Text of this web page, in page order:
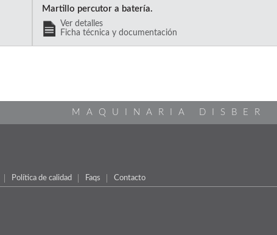
Martillo percutor a batería.
Ver detalles
Ficha técnica y documentación
MAQUINARIA DISBER
Política de calidad Faqs Contacto